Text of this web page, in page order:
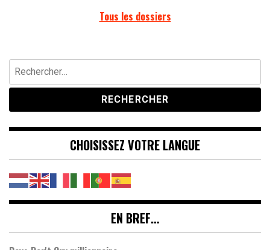
Tous les dossiers
Rechercher :
CHOISISSEZ VOTRE LANGUE
EN BREF…